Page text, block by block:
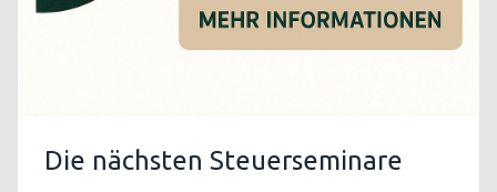
Die nächsten Steuerseminare